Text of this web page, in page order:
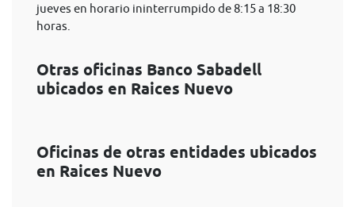
jueves en horario ininterrumpido de 8:15 a 18:30
horas.
Otras oficinas Banco Sabadell
ubicados en Raices Nuevo
Oficinas de otras entidades ubicados
en Raices Nuevo